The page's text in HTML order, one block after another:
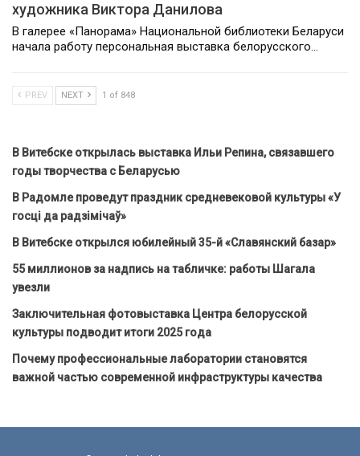
художника Виктора Данилова
В галерее «Панорама» Национальной библиотеки Беларуси
начала работу персональная выставка белорусского…
PREV NEXT 1 of 848
В Витебске открылась выставка Ильи Репина, связавшего
годы творчества с Беларусью
В Радомле проведут праздник средневековой культуры «У
госці да радзімічаў»
В Витебске открылся юбилейный 35-й «Славянский базар»
55 миллионов за надпись на табличке: работы Шагала
увезли
Заключительная фотовыставка Центра белорусской
культуры подводит итоги 2025 года
Почему профессиональные лаборатории становятся
важной частью современной инфраструктуры качества